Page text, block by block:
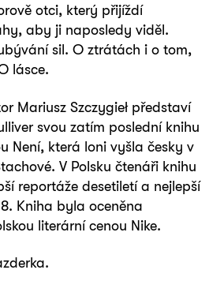
otci, který přijíždí
aby ji naposledy viděl.
sil. O ztrátách i o tom,
lásce.
Mariusz Szczygieł představí
svou zatím poslední knihu
Není, která loni vyšla česky v
V Polsku čtenáři knihu
reportáže desetiletí a nejlepší
Kniha byla oceněna
literární cenou Nike.